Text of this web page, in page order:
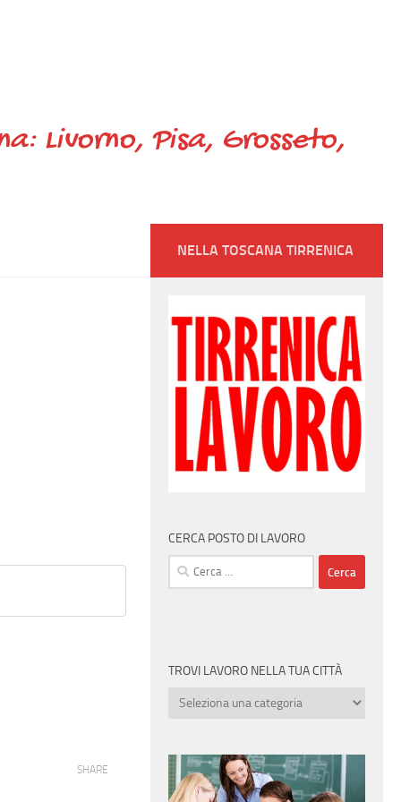
Livorno, Pisa, Grosseto,
SHARE
NELLA TOSCANA TIRRENICA
CERCA POSTO DI LAVORO
Ricerca
per:
TROVI LAVORO NELLA TUA CITTÀ
Trovi
tua
città